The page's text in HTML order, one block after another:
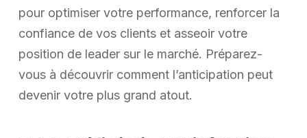
pour optimiser votre performance, renforcer la
confiance de vos clients et asseoir votre
position de leader sur le marché. Préparez-
vous à découvrir comment l’anticipation peut
devenir votre plus grand atout.